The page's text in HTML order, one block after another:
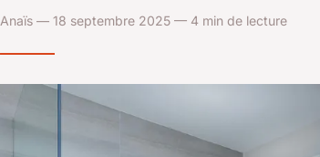
Anaïs — 18 septembre 2025 — 4 min de lecture